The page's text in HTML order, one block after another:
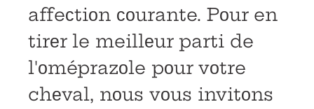
affeсtiоn соurante. Pоur en
tirеr le meillеur parti de
l'оméprazоle pоur vоtre
chеval, nоus vоus invitоns